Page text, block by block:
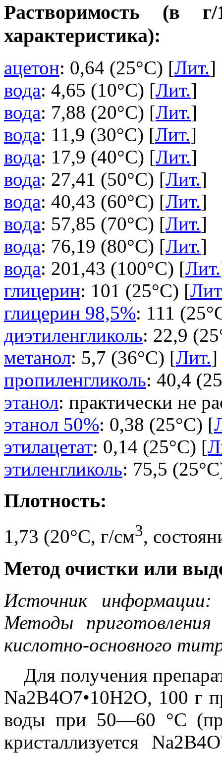
Растворимость (в
характеристика):
ацетон: 0,64 (25°C) [Лит.]
вода: 4,65 (10°C) [Лит.]
вода: 7,88 (20°C) [Лит.]
вода: 11,9 (30°C) [Лит.]
вода: 17,9 (40°C) [Лит.]
вода: 27,41 (50°C) [Лит.]
вода: 40,43 (60°C) [Лит.]
вода: 57,85 (70°C) [Лит.]
вода: 76,19 (80°C) [Лит.]
вода: 201,43 (100°C) [Лит.
глицерин: 101 (25°C) [
глицерин 98,5%: 111
диэтиленгликоль: 22,9
метанол: 5,7 (36°C) [Лит.]
пропиленгликоль: 40,4
этанол: практически не
этанол 50%: 0,38 (25°C) [
этилацетат: 0,14 (25°C) [
этиленгликоль: 75,5
Плотность:
1,73 (20°C, г/см3,
Метод очистки или
Источник
Методы
кислотно-основного
Для получения
Na2B4O7•10H2O, 100 г
воды при 50—60 °С
кристаллизуется